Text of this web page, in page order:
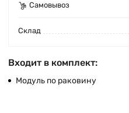
Самовывоз
Cклад
Входит в комплект:
Модуль по раковину